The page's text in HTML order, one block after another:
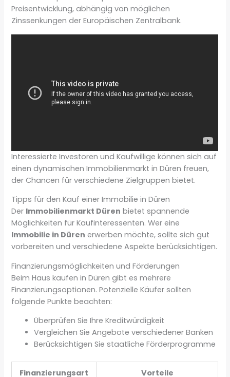
Preisentwicklung, abhängig von möglichen
Zinssenkungen der Europäischen Zentralbank.
Interessierte Investoren und Kaufwillige können sich auf
einen dynamischen Immobilienmarkt in Düren freuen,
der Chancen für verschiedene Zielgruppen bietet.
Tipps für den Kauf einer Immobilie in Düren
Der Immobilienmarkt Düren bietet spannende
Möglichkeiten für Kaufinteressenten. Wer eine
Immobilie in Düren erwerben möchte, sollte sich gut
vorbereiten und verschiedene Aspekte berücksichtigen.
Finanzierungsmöglichkeiten und Förderungen
Beim Haus kaufen in Düren gibt es mehrere
Finanzierungsoptionen. Potenzielle Käufer sollten
folgende Punkte beachten:
Überprüfen Sie Ihre Kreditwürdigkeit
Vergleichen Sie Angebote verschiedener Banken
Berücksichtigen Sie staatliche Förderprogramme
Finanzierungsart Vorteile